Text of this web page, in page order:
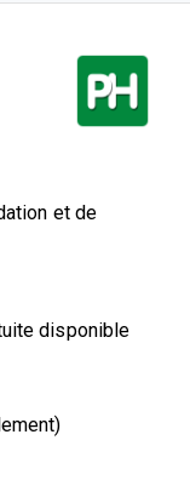
et de
disponible